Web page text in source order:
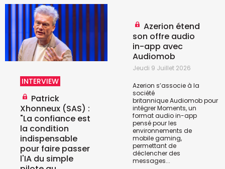
INTERVIEW
Patrick
Xhonneux (SAS) :
"La confiance est
la condition
indispensable
pour faire passer
l'IA du simple
Azerion étend
son offre audio
in-app avec
Audiomob
Jeudi 9 Juillet 2026
Azerion s’associe à la
société
britanniqueAudiomobpour
intégrer Moments, un
format audio in-app
pensé pour les
environnements de
mobile gaming,
permettant de
déclencher des
messages...